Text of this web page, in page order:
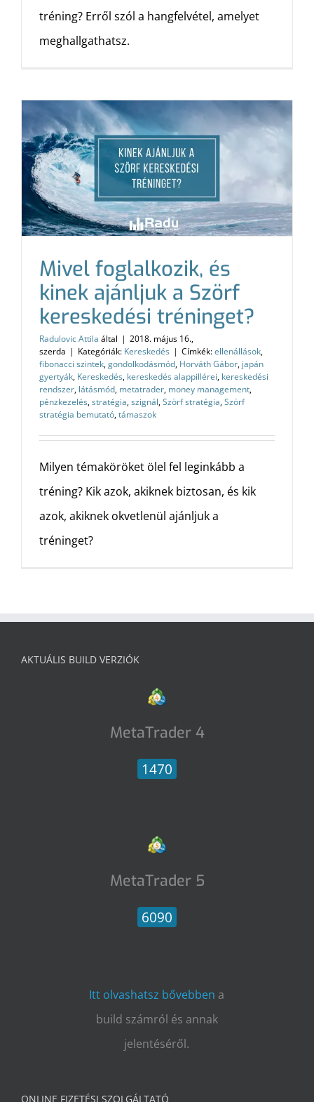
tréning? Erről szól a hangfelvétel, amelyet
meghallgathatsz.
Mivel foglalkozik, és
kinek ajánljuk a Szörf
kereskedési tréninget?
Radulovic Attila által | 2018. május 16.,
szerda | Kategóriák: Kereskedés | Címkék:ellenállások,
fibonacci szintek,gondolkodásmód, Horváth Gábor, japán
gyertyák, Kereskedés, kereskedés alappillérei, kereskedési
rendszer, látásmód, metatrader, money management,
pénzkezelés,stratégia,szignál,Szörf stratégia,Szörf
stratégia bemutató,támaszok
Milyen témaköröket ölel fel leginkább a
tréning? Kik azok, akiknek biztosan, és kik
azok, akiknek okvetlenül ajánljuk a
tréninget?
AKTUÁLIS BUILD VERZIÓK
MetaTrader 4
1470
MetaTrader 5
6090
Itt olvashatsz bővebben a
build számról és annak
jelentéséről.
ONLINE FIZETÉSI SZOLGÁLTATÓ